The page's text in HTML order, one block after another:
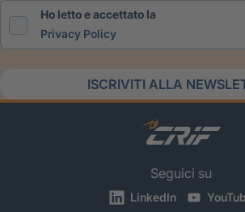
Ho letto e accettato la
Privacy Policy
ISCRIVITI ALLA
Seguici su
LinkedIn